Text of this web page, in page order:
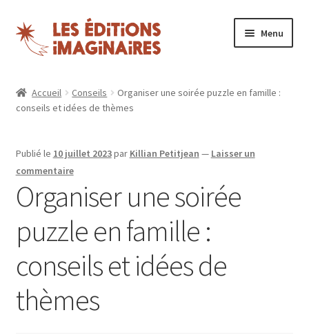
Aller
à
Aller
au
contenu
Menu
le
Boutique
Blog
Nos magazines
Espace revendeurs
Accueil Conseils
Organiser une soirée puzzle en famille :
conseils et idées de thèmes
Publié le 10 juillet 2023par Killian Petitjean — Laisser un
commentaire
Organiser une soirée
puzzle en famille :
conseils et idées de
thèmes